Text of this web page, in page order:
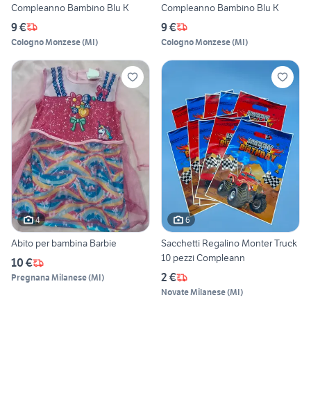
Compleanno Bambino Blu K
9 €
Cologno Monzese(MI)
Compleanno Bambino Blu K
9 €
Cologno Monzese(MI)
4
Abito per bambina Barbie
10 €
Pregnana Milanese(MI)
6
Sacchetti Regalino Monter Truck
10 pezzi Compleann
2 €
Novate Milanese(MI)